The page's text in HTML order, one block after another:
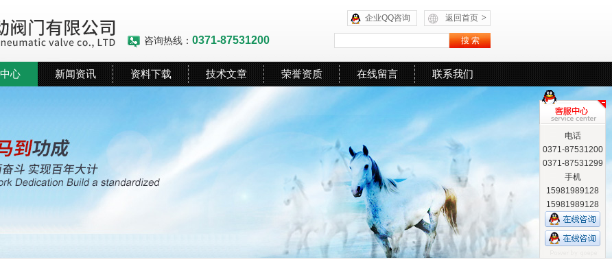
返回首页 >
企业QQ咨询
咨询热线： 0371-87531200
心 新闻资讯 资料下载 技术文章 荣誉资质 在线留言 联系我们
电话
0371-87531200
0371-87531299
手机
15981989128
15981989128